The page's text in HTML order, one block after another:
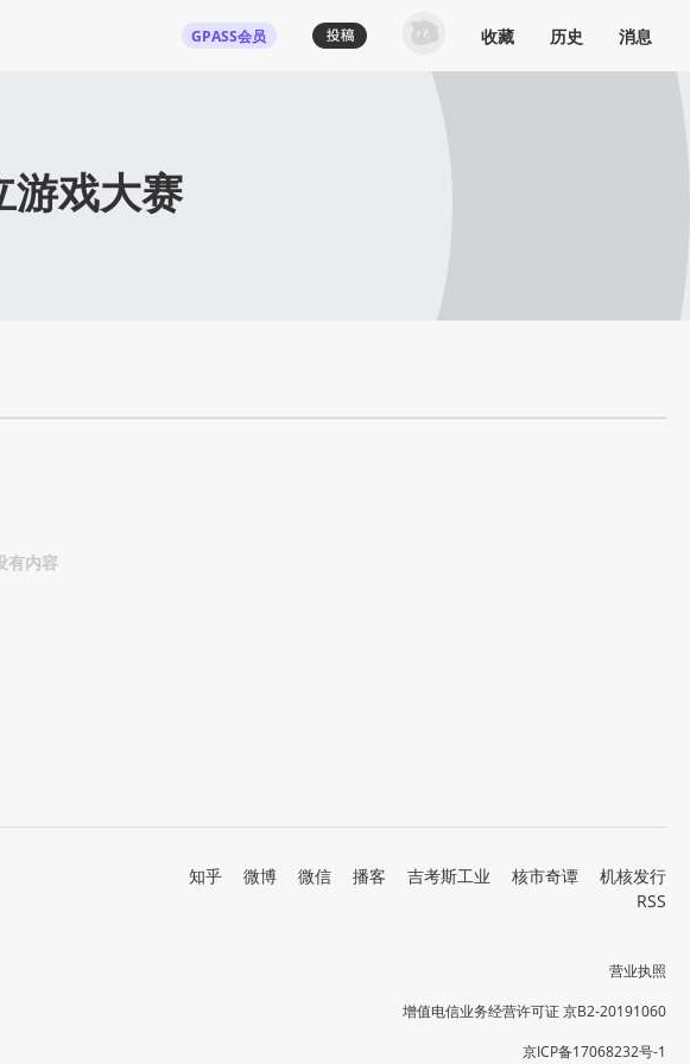
GPASS会员 收藏 历史 消息
游戏大赛
有内容
知乎 微博 微信 播客 吉考斯工业 核市奇谭
机核发行
RSS
营业执照
增值电信业务经营许可证 京B2-20191060
京ICP备17068232号-1